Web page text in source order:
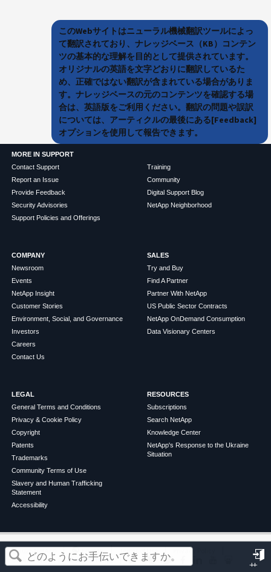
サ
この記事は役に立ちましたか？
このWebサイトはニューラル機械翻訳ツールによっ
て翻訳されており、ナレッジベース（KB）コンテン
ツの基本的な理解を目的として提供されています。
オリジナルの英語を文字どおりに翻訳しているた
め、正確ではない翻訳が含まれている場合がありま
す。ナレッジベースの元のコンテンツを確認する場
合は、英語版をご利用ください。翻訳の問題や誤訳
については、アーティクルの最後にある[Feedback]
オプションを使用して報告できます。
MORE IN SUPPORT
Contact Support
Report an Issue
Provide Feedback
Security Advisories
Support Policies and Offerings
Training
Community
Digital Support Blog
NetApp Neighborhood
COMPANY
Newsroom
Events
NetApp Insight
Customer Stories
Environment, Social, and Governance
Investors
Careers
Contact Us
SALES
Try and Buy
Find A Partner
Partner With NetApp
US Public Sector Contracts
NetApp OnDemand Consumption
Data Visionary Centers
LEGAL
General Terms and Conditions
Privacy & Cookie Policy
Copyright
Patents
Trademarks
Community Terms of Use
Slavery and Human Trafficking
Statement
Accessibility
RESOURCES
Subscriptions
Search NetApp
Knowledge Center
NetApp's Response to the Ukraine
Situation
©2026NetApp English Terms of Use
Privacy Policy
Cookie Policy
Cookie Settings